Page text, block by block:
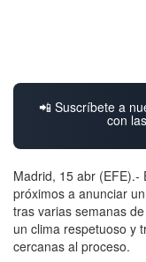
📲 Suscríbete a
con
Madrid, 15 abr (EFE).-
próximos a anunciar
tras varias semanas
un clima respetuoso y
cercanas al proceso.